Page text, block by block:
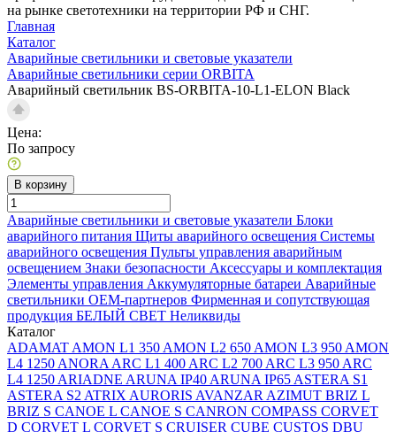
на рынке светотехники на территории РФ и СНГ.
Главная
Каталог
Аварийные светильники и световые указатели
Аварийные светильники серии ORBITA
Аварийный светильник BS-ORBITA-10-L1-ELON Black
Цена:
По запросу
В корзину
Аварийные светильники и световые указатели Блоки
аварийного питания Щиты аварийного освещения Системы
аварийного освещения Пульты управления аварийным
освещением Знаки безопасности Аксессуары и комплектация
Элементы управления Аккумуляторные батареи Аварийные
светильники ОЕМ-партнеров Фирменная и сопутствующая
продукция БЕЛЫЙ СВЕТ Неликвиды
Каталог
ADAMAT AMON L1 350 AMON L2 650 AMON L3 950 AMON
L4 1250 ANORA ARC L1 400 ARC L2 700 ARC L3 950 ARC
L4 1250 ARIADNE ARUNA IP40 ARUNA IP65 ASTERA S1
ASTERA S2 ATRIX AURORIS AVANZAR AZIMUT BRIZ L
BRIZ S CANOE L CANOE S CANRON COMPASS CORVET
D CORVET L CORVET S CRUISER CUBE CUSTOS DBU